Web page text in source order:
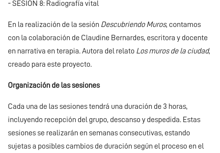
- SESIÓN 8: Radiografía vital
En la realización de la sesión Descubriendo Muros, contamos
con la colaboración de Claudine Bernardes, escritora y docente
en narrativa en terapia. Autora del relato Los muros de la ciudad,
creado para este proyecto.
Organización de las sesiones
Cada una de las sesiones tendrá una duración de 3 horas,
incluyendo recepción del grupo, descanso y despedida. Estas
sesiones se realizarán en semanas consecutivas, estando
sujetas a posibles cambios de duración según el proceso en el